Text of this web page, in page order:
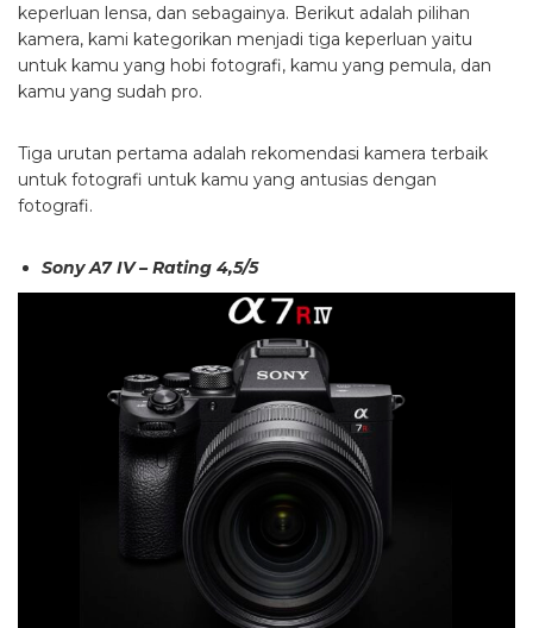
keperluan lensa, dan sebagainya. Berikut adalah pilihan
kamera, kami kategorikan menjadi tiga keperluan yaitu
untuk kamu yang hobi fotografi, kamu yang pemula, dan
kamu yang sudah pro.
Tiga urutan pertama adalah rekomendasi kamera terbaik
untuk fotografi untuk kamu yang antusias dengan
fotografi.
Sony A7 IV – Rating 4,5/5